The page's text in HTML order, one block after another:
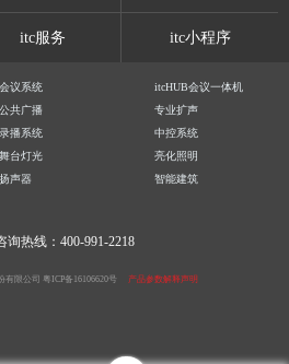
itc服务 itc小程序
会议系统
itcHUB会议一体机
公共广播
专业扩声
录播系统
中控系统
舞台灯光
亮化照明
扬声器
智能建筑
询热线：400-991-2218
有限公司 粤ICP备16106620号 产品参数解释声明